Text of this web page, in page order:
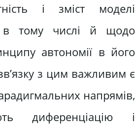
і зміст моделі
в тому числі й щодо
автономії в його
з цим важливим є
напрямів,
диференціацію і